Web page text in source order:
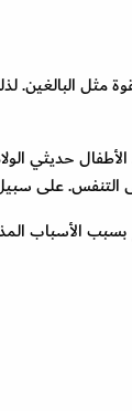
مثل
حديثي
على
الأسباب